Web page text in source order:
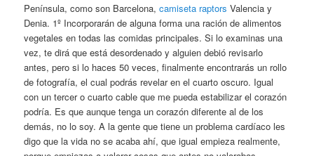
Península, como son Barcelona,camiseta raptors Valencia y
Denia. 1º Incorporarán de alguna forma una ración de alimentos
vegetales en todas las comidas principales. Si lo examinas una
vez, te dirá que está desordenado y alguien debió revisarlo
antes, pero si lo haces 50 veces, finalmente encontrarás un rollo
de fotografía, el cual podrás revelar en el cuarto oscuro. Igual
con un tercer o cuarto cable que me pueda estabilizar el corazón
podría. Es que aunque tenga un corazón diferente al de los
demás, no lo soy. A la gente que tiene un problema cardíaco les
digo que la vida no se acaba ahí, que igual empieza realmente,